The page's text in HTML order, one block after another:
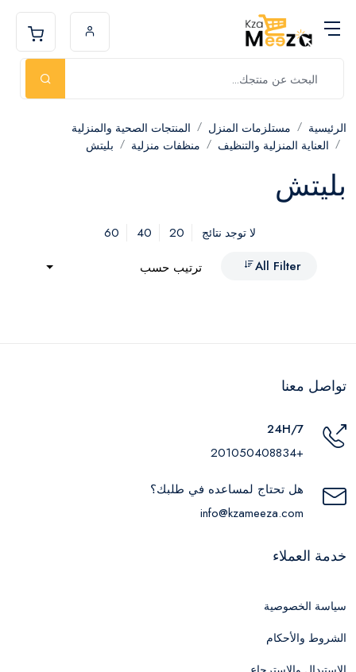
الرئيسية مستلزمات المنزل
المنتجات الصحية والمنزلية
العناية المنزلية والتنظيف
منظفات منزلية بليتش
بليتش
لا توجد نتائج 20
40
60
All Filter
ترتيب حسب
تواصل معنا
24H/7
+201050408834
هل تحتاج لمساعده في طلبك؟
info@kzameeza.com
خدمة العملاء
سياسة الخصوصية
الشروط والأحكام